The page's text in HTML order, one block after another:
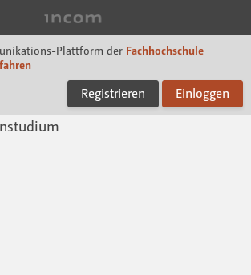
Plattform der Fachhochschule
Registrieren Einloggen